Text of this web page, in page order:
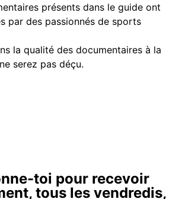
présents dans le guide ont
par des passionnés de sports
la qualité des documentaires à la
serez pas déçu.
toi pour recevoir
tous les vendredis,